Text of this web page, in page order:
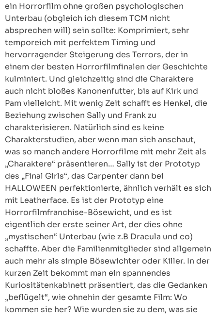
ein Horrorfilm ohne großen psychologischen
Unterbau (obgleich ich diesem TCM nicht
absprechen will) sein sollte: Komprimiert, sehr
temporeich mit perfektem Timing und
hervorragender Steigerung des Terrors, der in
einem der besten Horrorfilmfinalen der Geschichte
kulminiert. Und gleichzeitig sind die Charaktere
auch nicht bloßes Kanonenfutter, bis auf Kirk und
Pam vielleicht. Mit wenig Zeit schafft es Henkel, die
Beziehung zwischen Sally und Frank zu
charakterisieren. Natürlich sind es keine
Charakterstudien, aber wenn man sich anschaut,
was so manch andere Horrorfilme mit mehr Zeit als
„Charaktere“ präsentieren… Sally ist der Prototyp
des „Final Girls“, das Carpenter dann bei
HALLOWEEN perfektionierte, ähnlich verhält es sich
mit Leatherface. Es ist der Prototyp eine
Horrorfilmfranchise-Bösewicht, und es ist
eigentlich der erste seiner Art, der dies ohne
„mystischen“ Unterbau (wie z.B Dracula und co)
schaffte. Aber die Familienmitglieder sind allgemein
auch mehr als simple Bösewichter oder Killer. In der
kurzen Zeit bekommt man ein spannendes
Kuriositätenkabinett präsentiert, das die Gedanken
„beflügelt“, wie ohnehin der gesamte Film: Wo
kommen sie her? Wie wurden sie zu dem, was sie